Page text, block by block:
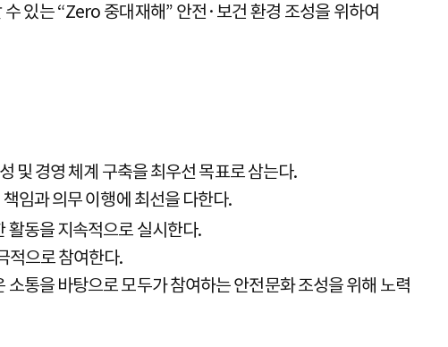
있는 “Zero 중대재해” 안전·보건 환경 조성을 위하여
및 경영 체계 구축을 최우선 목표로 삼는다.
임과 의무 이행에 최선을 다한다.
활동을 지속적으로 실시한다.
적으로 참여한다.
통을 바탕으로 모두가 참여하는 안전문화 조성을 위해 노력